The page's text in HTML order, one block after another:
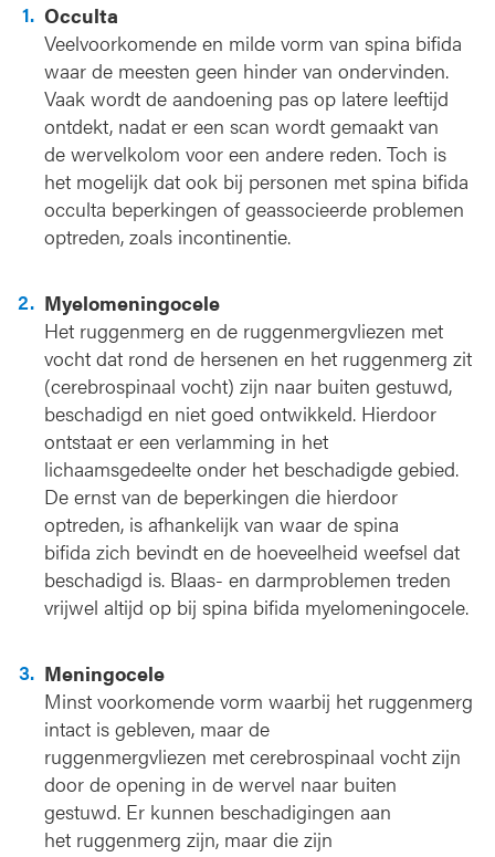
Occulta
Veelvoorkomende en milde vorm van spina bifida
waar de meesten geen hinder van ondervinden.
Vaak wordt de aandoening pas op latere leeftijd
ontdekt, nadat er een scan wordt gemaakt van
de wervelkolom voor een andere reden. Toch is
het mogelijk dat ook bij personen met spina bifida
occulta beperkingen of geassocieerde problemen
optreden, zoals incontinentie.
Myelomeningocele
Het ruggenmerg en de ruggenmergvliezen met
vocht dat rond de hersenen en het ruggenmerg zit
(cerebrospinaal vocht) zijn naar buiten gestuwd,
beschadigd en niet goed ontwikkeld. Hierdoor
ontstaat er een verlamming in het
lichaamsgedeelte onder het beschadigde gebied.
De ernst van de beperkingen die hierdoor
optreden, is afhankelijk van waar de spina
bifida zich bevindt en de hoeveelheid weefsel dat
beschadigd is. Blaas- en darmproblemen treden
vrijwel altijd op bij spina bifida myelomeningocele.
Meningocele
Minst voorkomende vorm waarbij het ruggenmerg
intact is gebleven, maar de
ruggenmergvliezen met cerebrospinaal vocht zijn
door de opening in de wervel naar buiten
gestuwd. Er kunnen beschadigingen aan
het ruggenmerg zijn, maar die zijn